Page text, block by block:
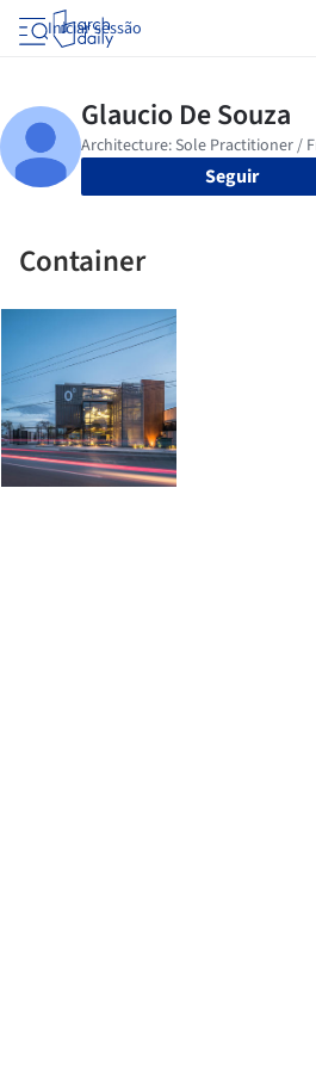
Iniciar sessão
Seguir
Container